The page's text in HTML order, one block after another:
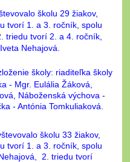
školu 29 žiakov,
tvorí 1. a 3. ročník, spolu
triedu tvorí 2. a 4. ročník,
Nehajová.
školy: riaditeľka školy
- Mgr. Eulália Žáková,
Náboženská výchova -
- Antónia Tomkuliaková.
školu 33 žiakov,
tvorí 1. a 3. ročník, spolu
2. triedu tvorí